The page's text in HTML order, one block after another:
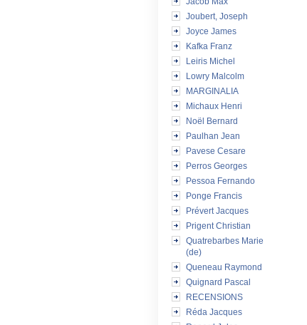
Joubert, Joseph
Joyce James
Kafka Franz
Leiris Michel
Lowry Malcolm
MARGINALIA
Michaux Henri
Noël Bernard
Paulhan Jean
Pavese Cesare
Perros Georges
Pessoa Fernando
Ponge Francis
Prévert Jacques
Prigent Christian
Quatrebarbes Marie
(de)
Queneau Raymond
Quignard Pascal
RECENSIONS
Réda Jacques